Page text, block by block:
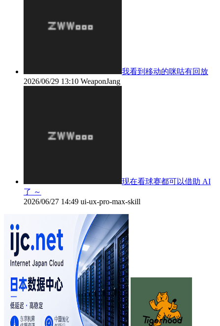
我看到移动的咪咕有回放
2026/06/29 13:10 WeaponJang
现在看球赛都可以借助 AI
了 ～
2026/06/27 14:49 ui-ux-pro-max-skill